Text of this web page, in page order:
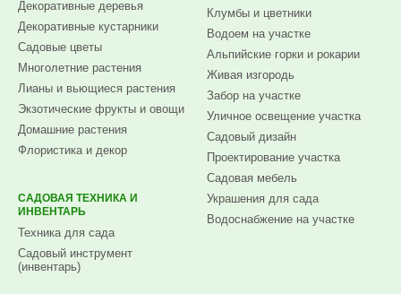
Декоративные деревья
Декоративные кустарники
Садовые цветы
Многолетние растения
Лианы и вьющиеся растения
Экзотические фрукты и овощи
Домашние растения
Флористика и декор
САДОВАЯ ТЕХНИКА И
ИНВЕНТАРЬ
Техника для сада
Садовый инструмент
(инвентарь)
Клумбы и цветники
Водоем на участке
Альпийские горки и рокарии
Живая изгородь
Забор на участке
Уличное освещение участка
Садовый дизайн
Проектирование участка
Садовая мебель
Украшения для сада
Водоснабжение на участке